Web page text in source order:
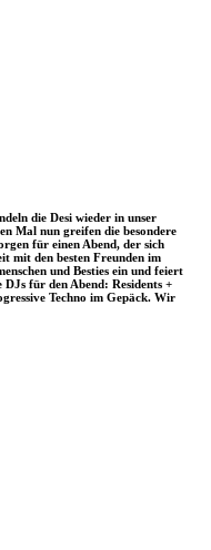
die Desi wieder in unser
Mal nun greifen die besondere
für einen Abend, der sich
mit den besten Freunden im
und Besties ein und feiert
für den Abend: Residents +
Techno im Gepäck. Wir